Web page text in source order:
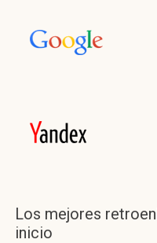
Los mejores
inicio